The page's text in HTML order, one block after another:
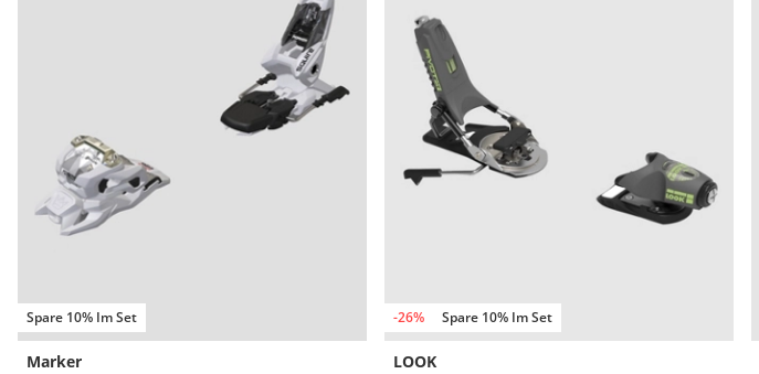
Spare 10% Im Set
Marker
-26% Spare 10% Im Set
LOOK